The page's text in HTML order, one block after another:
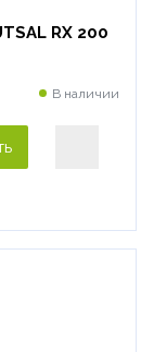
RX 200
В наличии